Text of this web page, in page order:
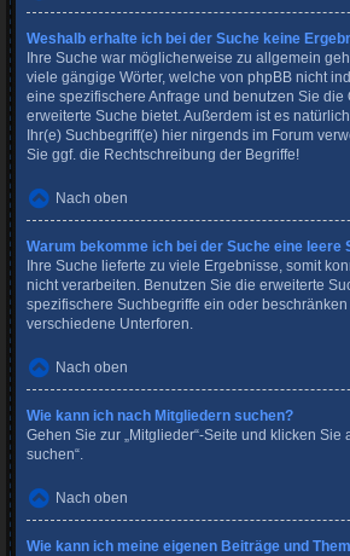
Weshalb erhalte ich bei der Suche keine
Ihre Suche war möglicherweise zu allgemein
viele gängige Wörter, welche von phpBB nicht
eine spezifischere Anfrage und benutzen Sie die
erweiterte Suche bietet. Außerdem ist es
Ihr(e) Suchbegriff(e) hier nirgends im Forum
Sie ggf. die Rechtschreibung der Begriffe!
Nach oben
Warum bekomme ich bei der Suche eine leere
Ihre Suche lieferte zu viele Ergebnisse, somit
nicht verarbeiten. Benutzen Sie die erweiterte
spezifischere Suchbegriffe ein oder
verschiedene Unterforen.
Nach oben
Wie kann ich nach Mitgliedern suchen?
Gehen Sie zur „Mitglieder“-Seite und klicken Sie
suchen“.
Nach oben
Wie kann ich meine eigenen Beiträge und